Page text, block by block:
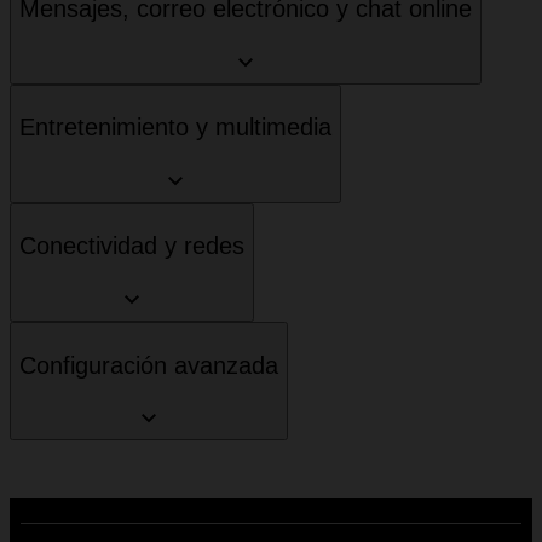
Mensajes, correo electrónico y chat online
Entretenimiento y multimedia
Conectividad y redes
Configuración avanzada